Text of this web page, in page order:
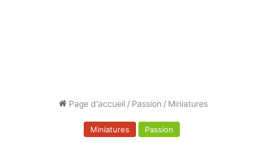
Page d'accueil / Passion / Miniatures
Miniatures Passion